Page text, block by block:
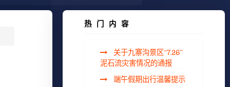
热门内容
关于九寨沟景区“7.26”
泥石流灾害情况的通报
端午假期出行温馨提示